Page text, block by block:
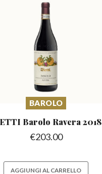
BAROLO
Barolo Ravera 2018
€203.00
AGGIUNGI AL CARRELLO